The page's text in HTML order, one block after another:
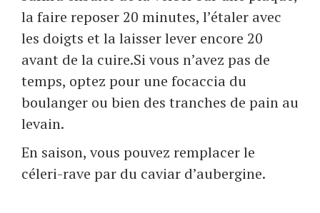
la faire reposer 20 minutes, l’étaler avec
les doigts et la laisser lever encore 20
avant de la cuire.Si vous n’avez pas de
temps, optez pour une focaccia du
boulanger ou bien des tranches de pain au
levain.
En saison, vous pouvez remplacer le
céleri-rave par du caviar d’aubergine.